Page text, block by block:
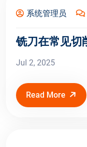
系统管理员
铣刀在常见切
Jul 2, 2025
Read More